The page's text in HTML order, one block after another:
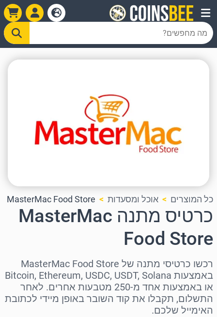
כל המוצרים אוכל ומסעדות MasterMac Food Store
כרטיס מתנה MasterMac
Food Store
רכשו כרטיסי מתנה של MasterMac Food Store
באמצעות Bitcoin, Ethereum, USDC, USDT, Solana
או באמצעות אחד מ-250 מטבעות אחרים. לאחר
התשלום, תקבלו את קוד השובר באופן מיידי לכתובת
האימייל שלכם.